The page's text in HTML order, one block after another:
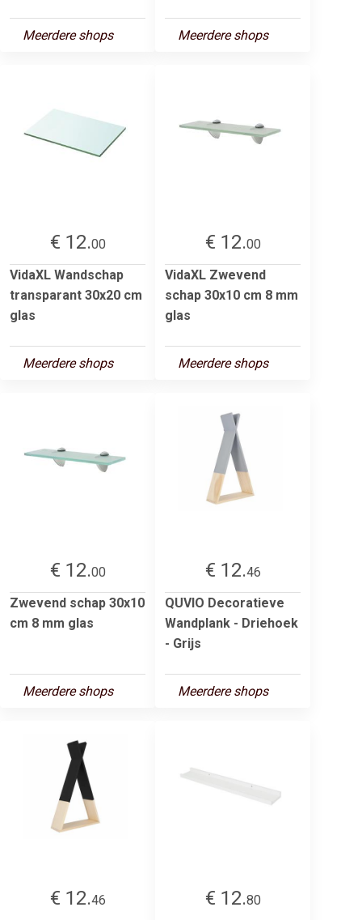
Meerdere shops Meerdere shops
€ 12.00
VidaXL Wandschap
transparant 30x20 cm
glas
Meerdere shops
€ 12.00
VidaXL Zwevend
schap 30x10 cm 8 mm
glas
Meerdere shops
€ 12.00
Zwevend schap 30x10
cm 8 mm glas
Meerdere shops
€ 12.46
QUVIO Decoratieve
Wandplank - Driehoek
- Grijs
Meerdere shops
€ 12.46
€ 12.80